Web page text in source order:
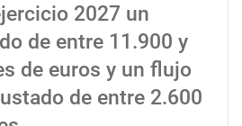
2027 un
de entre 11.900 y
de euros y un flujo
de entre 2.600